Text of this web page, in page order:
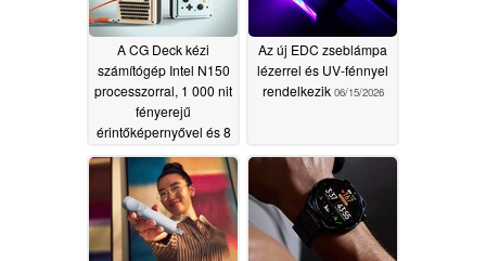
A CG Deck kézi
számítógép Intel N150
processzorral, 1 000 nit
fényerejű
érintőképernyővel és 8
üzemidővel
rendelkezik06/17/2026
Az új EDC zseblámpa
lézerrel és UV-fénnyel
rendelkezik 06/15/2026